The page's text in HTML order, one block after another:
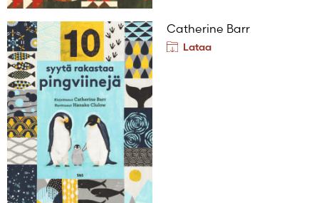
Catherine Barr
Lataa